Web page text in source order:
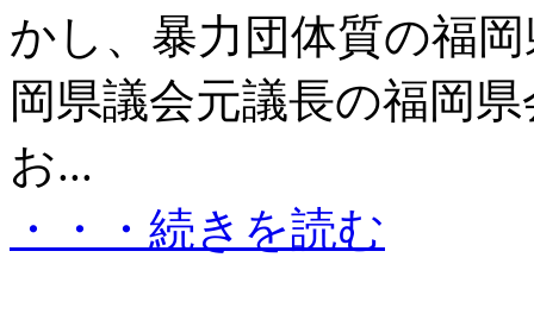
かし、暴力団体質の福
岡県議会元議長の福岡
お...
・・・続きを読む